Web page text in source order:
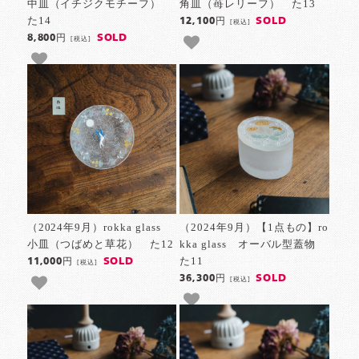
中皿（イチジクモチーフ）
た14
8,800円[税込] SOLD
角皿（苺レリーフ） た13
12,100円 [税込] SOLD
（2024年9月）rokka glass
小皿（つばめと草花） た12
11,000円[税込] SOLD
（2024年9月）【1点もの】ro
kka glass オーバル型蓋物
た11
36,300円 [税込] SOLD